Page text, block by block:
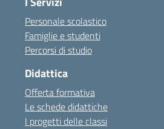
Personale scolastico
Famiglie e studenti
Percorsi di studio
Didattica
Offerta formativa
Le schede didattiche
I progetti delle classi